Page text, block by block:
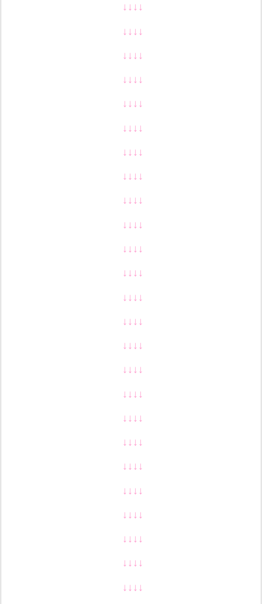
↓↓↓↓
↓↓↓↓
↓↓↓↓
↓↓↓↓
↓↓↓↓
↓↓↓↓
↓↓↓↓
↓↓↓↓
↓↓↓↓
↓↓↓↓
↓↓↓↓
↓↓↓↓
↓↓↓↓
↓↓↓↓
↓↓↓↓
↓↓↓↓
↓↓↓↓
↓↓↓↓
↓↓↓↓
↓↓↓↓
↓↓↓↓
↓↓↓↓
↓↓↓↓
↓↓↓↓
↓↓↓↓